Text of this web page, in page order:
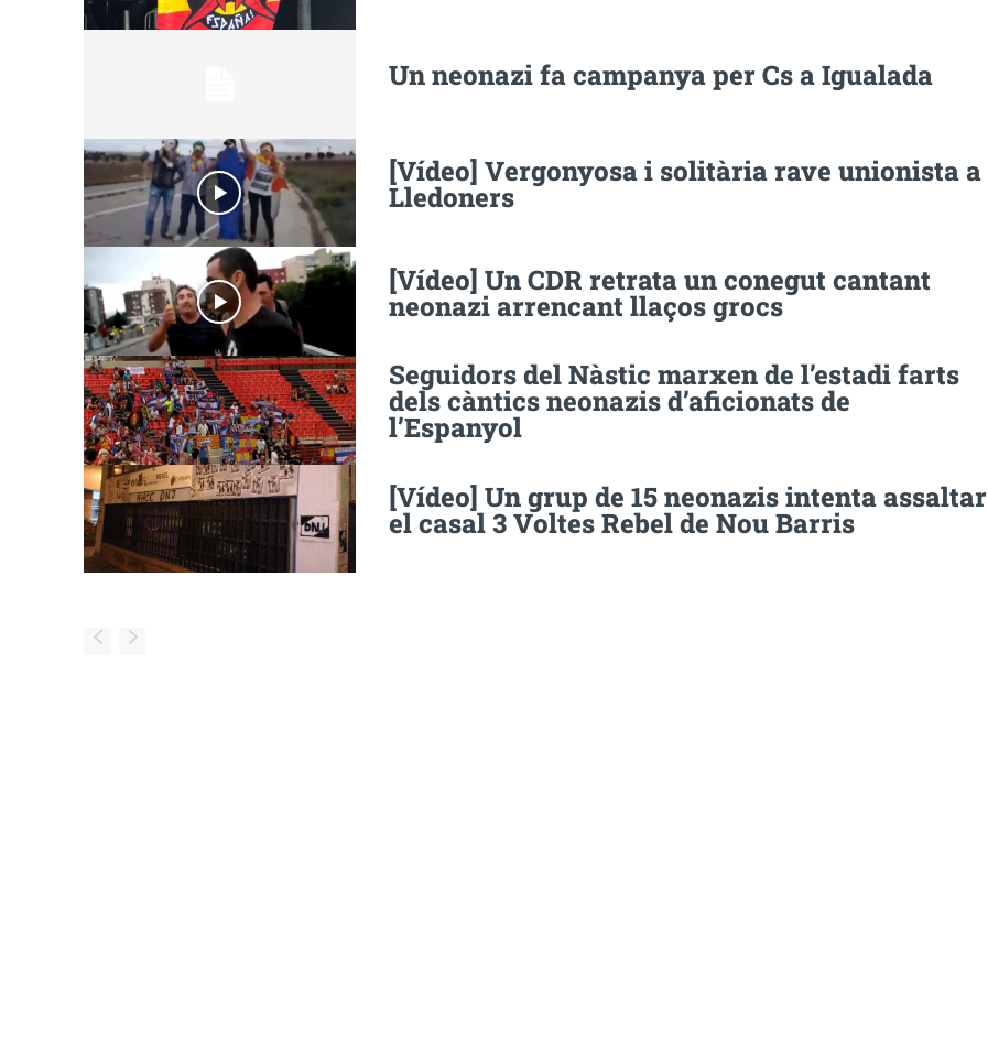
Un neonazi fa campanya per Cs a Igualada
[Vídeo] Vergonyosa i solitària rave unionista a
Lledoners
[Vídeo] Un CDR retrata un conegut cantant
neonazi arrencant llaços grocs
Seguidors del Nàstic marxen de l’estadi farts
dels càntics neonazis d’aficionats de
l’Espanyol
[Vídeo] Un grup de 15 neonazis intenta assaltar
el casal 3 Voltes Rebel de Nou Barris